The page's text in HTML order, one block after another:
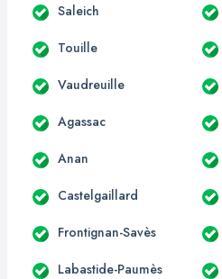
Saleich
Touille
Vaudreuille
Agassac
Anan
Castelgaillard
Frontignan-Savès
Labastide-Paumès